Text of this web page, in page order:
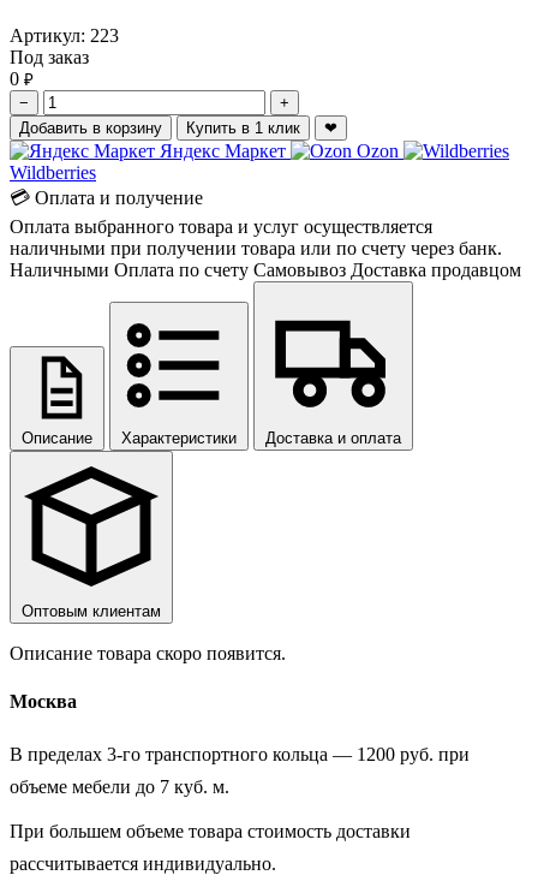
Артикул: 223
Под заказ
0 ₽
−
+
Добавить в корзину
Купить в 1 клик ❤
Яндекс Маркет
Ozon
Wildberries
💳 Оплата и получение
Оплата выбранного товара и услуг осуществляется
наличными при получении товара или по счету через банк.
Наличными Оплата по счету Самовывоз Доставка продавцом
Описание Характеристики Доставка и оплата
Оптовым клиентам
Описание товара скоро появится.
Москва
В пределах 3-го транспортного кольца — 1200 руб. при
объеме мебели до 7 куб. м.
При большем объеме товара стоимость доставки
рассчитывается индивидуально.